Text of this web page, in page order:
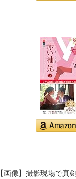
【画像】撮影現場で真